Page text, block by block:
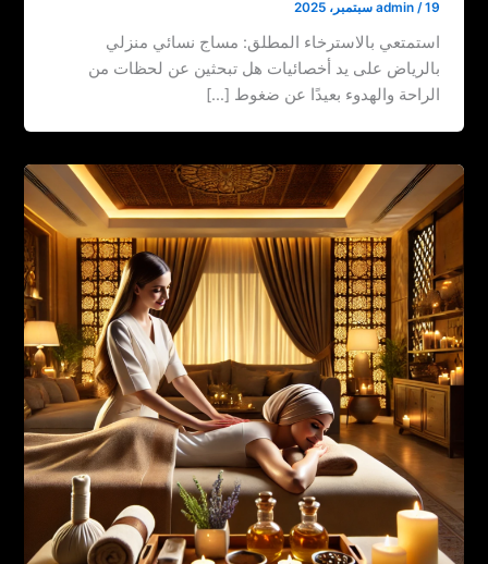
admin /19 سبتمبر، 2025
استمتعي بالاسترخاء المطلق: مساج نسائي منزلي
بالرياض على يد أخصائيات هل تبحثين عن لحظات من
الراحة والهدوء بعيدًا عن ضغوط […]